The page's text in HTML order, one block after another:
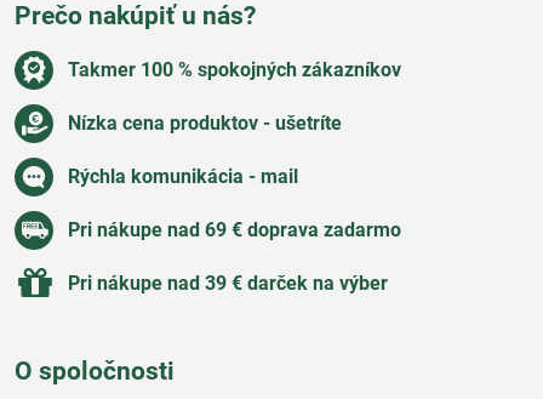
Prečo nakúpiť u nás?
Takmer 100 % spokojných zákazníkov
Nízka cena produktov - ušetríte
Rýchla komunikácia - mail
Pri nákupe nad 69 € doprava zadarmo
Pri nákupe nad 39 € darček na výber
O spoločnosti